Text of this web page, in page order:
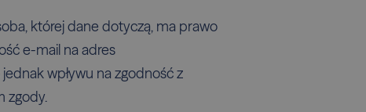
której dane dotyczą, ma prawo
e-mail na adres
wpływu na zgodność z
zgody.